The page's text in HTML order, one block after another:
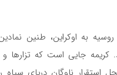
به اوکراین، طنین
کریمه جایی است که